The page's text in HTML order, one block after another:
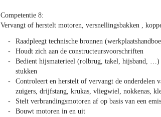
Competentie 8:
Vervangt of herstelt motoren, versnellingsbakken ,
Raadpleegt technische bronnen
Houdt zich aan de constructeursvoorschriften
Bedient hijsmaterieel (rolbrug, takel, hijsband, …)
stukken
Controleert en herstelt of vervangt de onderdelen
zuigers, drijfstang, krukas, vliegwiel, nokkenas,
Stelt verbrandingsmotoren af op basis van een
Bouwt motoren in en uit